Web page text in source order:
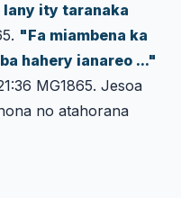
lany ity taranaka
. "Fa miambena ka
hahery ianareo ..."
MG1865. Jesoa
no atahorana